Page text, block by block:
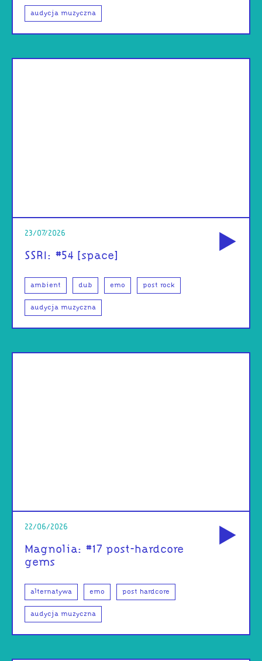
audycja muzyczna
23/07/2026
SSRI: #54 [space]
ambient dub emo post rock
audycja muzyczna
22/06/2026
Magnolia: #17 post-hardcore
gems
alternatywa emo post hardcore
audycja muzyczna